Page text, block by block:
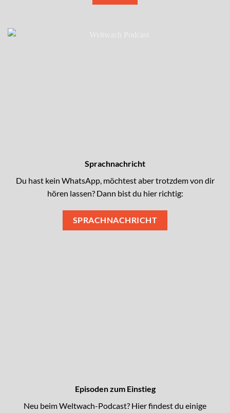
Sprachnachricht
Du hast kein WhatsApp, möchtest aber trotzdem von dir
hören lassen? Dann bist du hier richtig:
SPRACHNACHRICHT
Episoden zum Einstieg
Neu beim Weltwach-Podcast? Hier findest du einige